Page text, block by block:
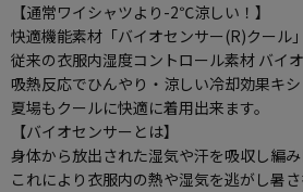
【通常ワイシャツより-2℃涼しい！】
快適機能素材「バイオセンサー(R)クール
従来の衣服内湿度コントロール素材 バイ
吸熱反応でひんやり・涼しい冷却効果キシ
夏場もクールに快適に着用出来ます。
【バイオセンサーとは】
身体から放出された湿気や汗を吸収し編み
これにより衣服内の熱や湿気を逃がし暑さ